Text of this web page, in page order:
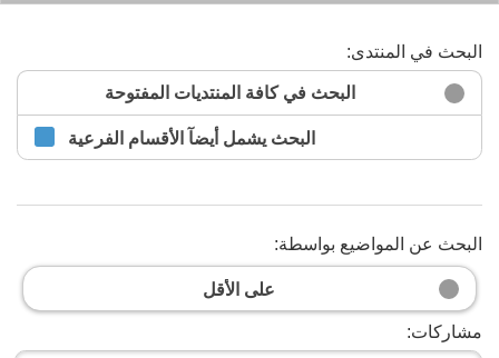
البحث في المنتدى:
البحث في كافة المنتديات المفتوحة
البحث يشمل أيضآ الأقسام الفرعية
البحث عن المواضيع بواسطة:
على الأقل
مشاركات: